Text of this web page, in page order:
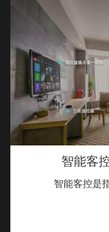
智能客
智能客控是